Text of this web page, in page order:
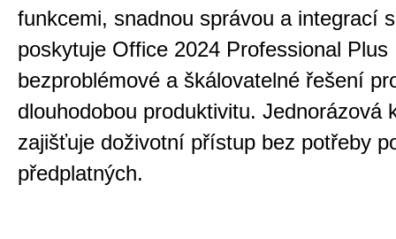
funkcemi, snadnou správou a integrací
poskytuje Office 2024 Professional Plus
bezproblémové a škálovatelné řešení
dlouhodobou produktivitu. Jednorázová
zajišťuje doživotní přístup bez potřeby
předplatných.